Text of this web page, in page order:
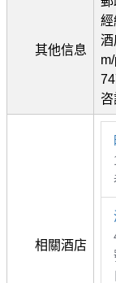
其他信息
經
酒
相關酒店